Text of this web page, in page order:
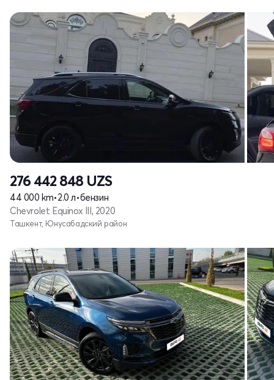
276 442 848 UZS
44 000 km•2.0 л•бензин
Chevrolet Equinox III, 2020
Ташкент, Юнусабадский район